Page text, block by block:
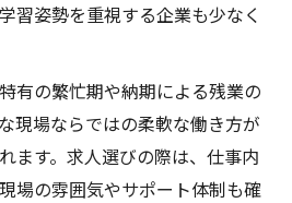
習姿勢を重視する企業も少なく
有の繁忙期や納期による残業の
現場ならではの柔軟な働き方が
ます。求人選びの際は、仕事内
場の雰囲気やサポート体制も確